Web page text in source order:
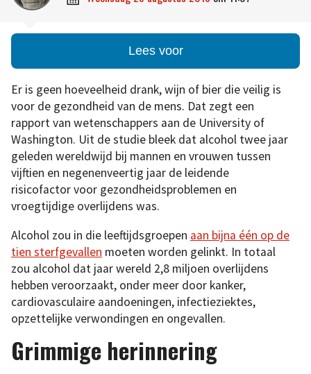
Lees voor
Er is geen hoeveelheid drank, wijn of bier die veilig is
voor de gezondheid van de mens. Dat zegt een
rapport van wetenschappers aan de University of
Washington. Uit de studie bleek dat alcohol twee jaar
geleden wereldwijd bij mannen en vrouwen tussen
vijftien en negenenveertig jaar de leidende
risicofactor voor gezondheidsproblemen en
vroegtijdige overlijdens was.
Alcohol zou in die leeftijdsgroepen aan bijna één op de
tien sterfgevallen moeten worden gelinkt. In totaal
zou alcohol dat jaar wereld 2,8 miljoen overlijdens
hebben veroorzaakt, onder meer door kanker,
cardiovasculaire aandoeningen, infectieziektes,
opzettelijke verwondingen en ongevallen.
Grimmige herinnering